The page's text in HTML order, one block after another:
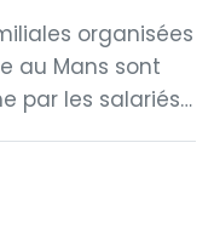
organisées
au Mans sont
par les salariés…